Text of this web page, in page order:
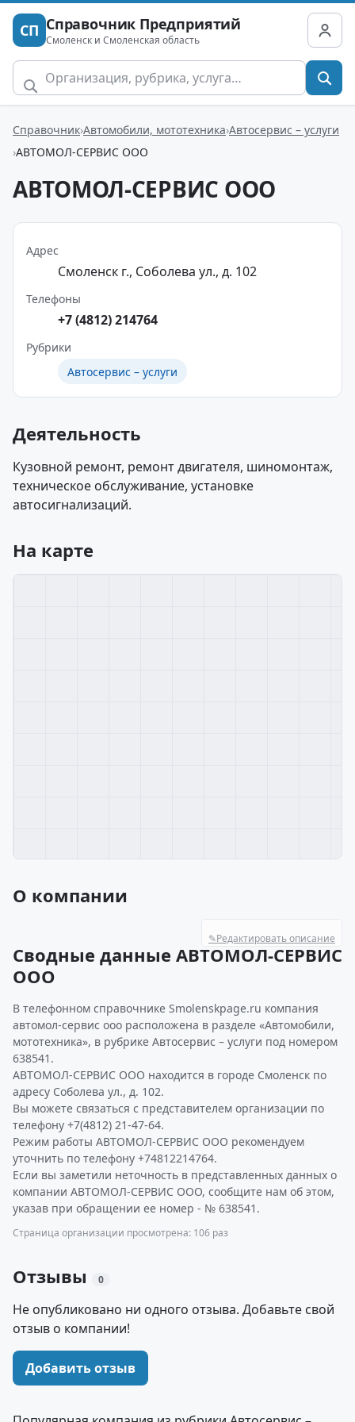
СП Справочник Предприятий
Смоленск и Смоленская область
Справочник Автомобили, мототехника Автосервис – услуги
АВТОМОЛ-СЕРВИС ООО
АВТОМОЛ-СЕРВИС ООО
Адрес
Смоленск г., Соболева ул., д. 102
Телефоны
+7 (4812) 214764
Рубрики
Автосервис – услуги
Деятельность
Кузовной ремонт, ремонт двигателя, шиномонтаж,
техническое обслуживание, установке
автосигнализаций.
На карте
О компании
✎Редактировать описание
Сводные данные АВТОМОЛ-СЕРВИС
ООО
В телефонном справочнике Smolenskpage.ru компания
автомол-сервис ооо расположена в разделе «Автомобили,
мототехника», в рубрике Автосервис – услуги под номером
638541.
АВТОМОЛ-СЕРВИС ООО находится в городе Смоленск по
адресу Соболева ул., д. 102.
Вы можете связаться с представителем организации по
телефону +7(4812) 21-47-64.
Режим работы АВТОМОЛ-СЕРВИС ООО рекомендуем
уточнить по телефону +74812214764.
Если вы заметили неточность в представленных данных о
компании АВТОМОЛ-СЕРВИС ООО, сообщите нам об этом,
указав при обращении ее номер - № 638541.
Страница организации просмотрена: 106 раз
Отзывы 0
Не опубликовано ни одного отзыва. Добавьте свой
отзыв о компании!
Добавить отзыв